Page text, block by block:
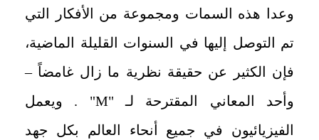
وعدا هذه السمات ومجموعة من الأفكار التي
تم التوصل إليها في السنوات القليلة الماضية،
فإن الكثير عن حقيقة نظرية ما زال غامضاً –
وأحد المعاني المقترحة لـ "M" . ويعمل
الفيزيائيون في جميع أنحاء العالم بكل جهد